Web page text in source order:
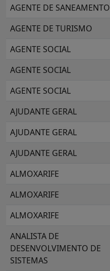
AGENTE DE SANEAMENTO
AGENTE DE TURISMO
AGENTE SOCIAL
AGENTE SOCIAL
AGENTE SOCIAL
AJUDANTE GERAL
AJUDANTE GERAL
AJUDANTE GERAL
ALMOXARIFE
ALMOXARIFE
ALMOXARIFE
ANALISTA DE
DESENVOLVIMENTO DE
SISTEMAS